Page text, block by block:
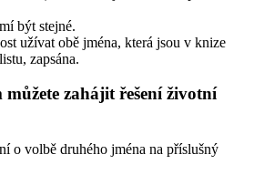
být stejné.
užívat obě jména, která jsou v knize
zapsána.
můžete zahájit řešení životní
o volbě druhého jména na příslušný